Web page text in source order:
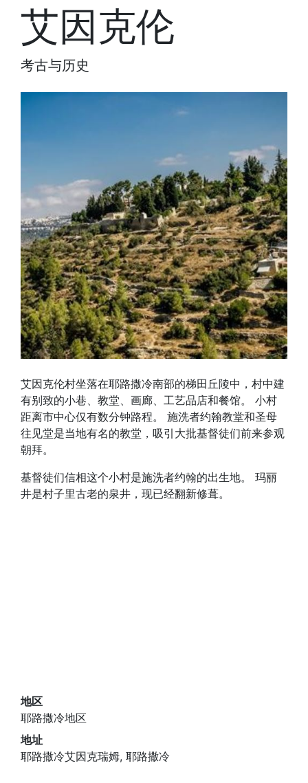
艾因克伦
考古与历史
艾因克伦村坐落在耶路撒冷南部的梯田丘陵中，村中建
有别致的小巷、教堂、画廊、工艺品店和餐馆。 小村
距离市中心仅有数分钟路程。 施洗者约翰教堂和圣母
往见堂是当地有名的教堂，吸引大批基督徒们前来参观
朝拜。
基督徒们信相这个小村是施洗者约翰的出生地。 玛丽
井是村子里古老的泉井，现已经翻新修葺。
地区
耶路撒冷地区
地址
耶路撒冷艾因克瑞姆, 耶路撒冷